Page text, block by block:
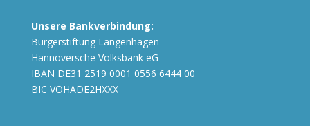
Unsere Bankverbindung:
Bürgerstiftung Langenhagen
Hannoversche Volksbank eG
IBAN DE31 2519 0001 0556 6444 00
BIC VOHADE2HXXX